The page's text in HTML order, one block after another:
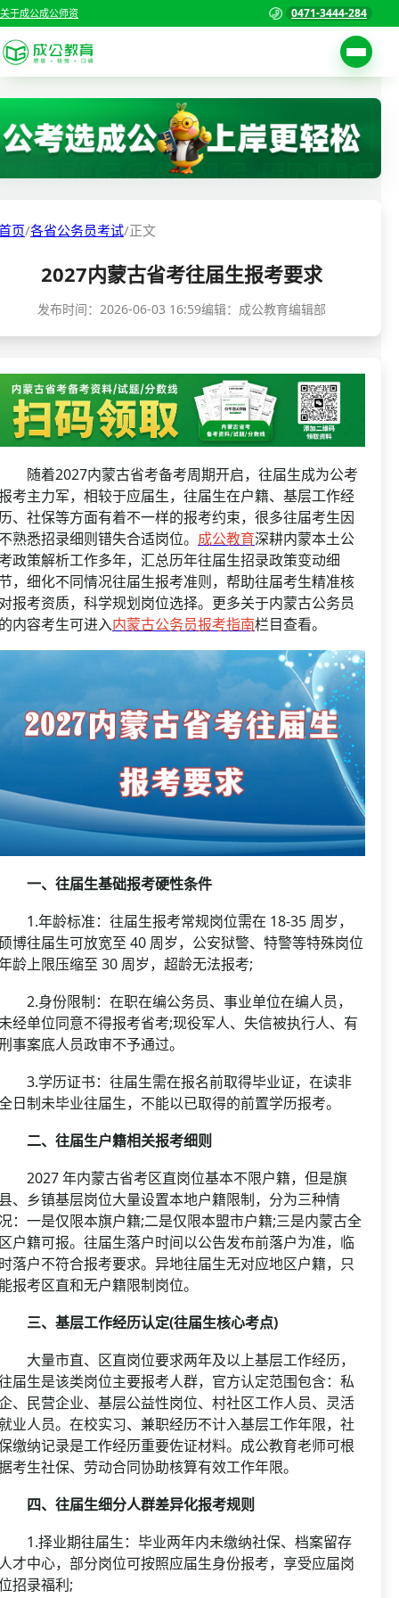
关于成公成公师资 0471-3444-284
考试公告
职位表
准考证打印
考试政策
成绩查询
分数线
资格复审
面试补录
公务员课程
首页
国家公务员考试
警察/辅警考试
教师资格/教师编制
国企/银行考试
页/各省公务员考试/正文
2027内蒙古省考往届生报考要求
发布时间： 2026-06-03 16:59编辑：成公教育编辑部
着2027内蒙古省考备考周期开启，往届生成为公考
考主力军，相较于应届生，往届生在户籍、基层工作经
、社保等方面有着不一样的报考约束，很多往届考生因
熟悉招录细则错失合适岗位。 成公教育深耕内蒙本土公
政策解析工作多年，汇总历年往届生招录政策变动细
，细化不同情况往届生报考准则，帮助往届考生精准核
报考资质，科学规划岗位选择。更多关于内蒙古公务员
内容考生可进入内蒙古公务员报考指南栏目查看。
一、往届生基础报考硬性条件
年龄标准：往届生报考常规岗位需在 18-35 周岁，
博往届生可放宽至 40 周岁，公安狱警、特警等特殊岗位
龄上限压缩至 30 周岁，超龄无法报考;
身份限制：在职在编公务员、事业单位在编人员，
经单位同意不得报考省考;现役军人、失信被执行人、有
事案底人员政审不予通过。
学历证书：往届生需在报名前取得毕业证，在读非
日制未毕业往届生，不能以已取得的前置学历报考。
、往届生户籍相关报考细则
年内蒙古省考区直岗位基本不限户籍，但是旗
、乡镇基层岗位大量设置本地户籍限制，分为三种情
：一是仅限本旗户籍;二是仅限本盟市户籍;三是内蒙古全
户籍可报。往届生落户时间以公告发布前落户为准，临
落户不符合报考要求。异地往届生无对应地区户籍，只
报考区直和无户籍限制岗位。
三、基层工作经历认定(往届生核心考点)
量市直、区直岗位要求两年及以上基层工作经历，
届生是该类岗位主要报考人群，官方认定范围包含：私
、民营企业、基层公益性岗位、村社区工作人员、灵活
业人员。在校实习、兼职经历不计入基层工作年限，社
缴纳记录是工作经历重要佐证材料。成公教育老师可根
考生社保、劳动合同协助核算有效工作年限。
四、往届生细分人群差异化报考规则
择业期往届生：毕业两年内未缴纳社保、档案留存
才中心，部分岗位可按照应届生身份报考，享受应届岗
招录福利;